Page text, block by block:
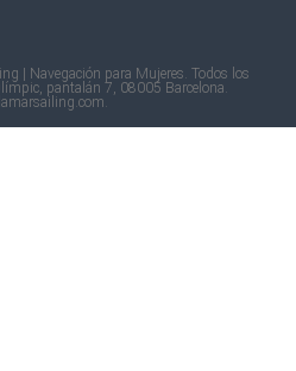
| Navegación para Mujeres. Todos los
pantalán 7, 08005 Barcelona.